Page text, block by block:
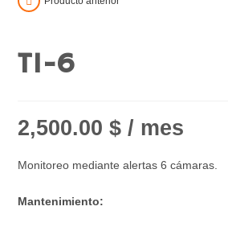
T1-6
2,500.00$ / mes
Monitoreo mediante alertas 6 cámaras.
Mantenimiento: